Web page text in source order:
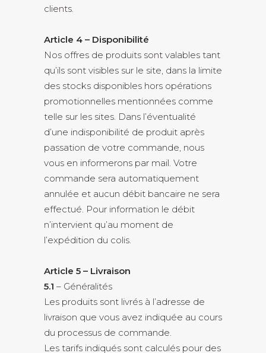
clients.
Article 4 – Disponibilité
Nos offres de produits sont valables tant
qu’ils sont visibles sur le site, dans la limite
des stocks disponibles hors opérations
promotionnelles mentionnées comme
telle sur les sites. Dans l’éventualité
d’une indisponibilité de produit après
passation de votre commande, nous
vous en informerons par mail. Votre
commande sera automatiquement
annulée et aucun débit bancaire ne sera
effectué. Pour information le débit
n’intervient qu’au moment de
l’expédition du colis.
Article 5 – Livraison
5.1 – Généralités
Les produits sont livrés à l’adresse de
livraison que vous avez indiquée au cours
du processus de commande.
Les tarifs indiqués sont calculés pour des